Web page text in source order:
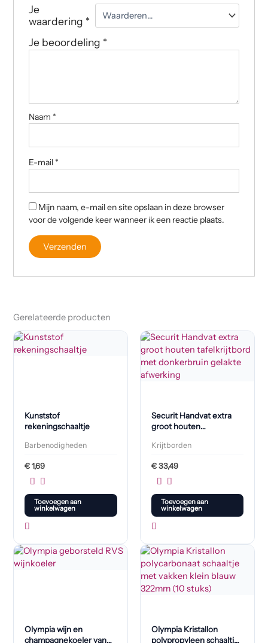
Je
waardering *
Je beoordeling *
Naam *
E-mail *
Mijn naam, e-mail en site opslaan in deze browser
voor de volgende keer wanneer ik een reactie plaats.
Gerelateerde producten
Kunststof
rekeningschaaltje
Barbenodigheden
€1,69
Toevoegen aan
winkelwagen
Securit Handvat extra
groot houten
donkerbruin gelakte
Krijtborden
€33,49
Toevoegen aan
winkelwagen
Olympia wijn en
champagnekoeler van
Olympia Kristallon
polypropyleen schaaltje